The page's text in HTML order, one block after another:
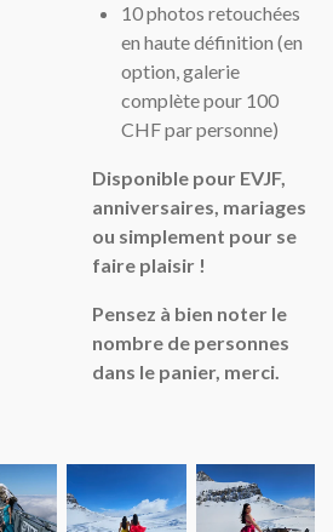
10 photos retouchées
en haute définition (en
option, galerie
complète pour 100
CHF par personne)
Disponible pour EVJF,
anniversaires, mariages
ou simplement pour se
faire plaisir !
Pensez à bien noter le
nombre de personnes
dans le panier, merci.